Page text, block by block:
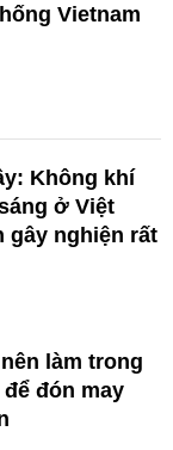
Vietnam
Không khí
ở Việt
gây nghiện rất
làm trong
đón may